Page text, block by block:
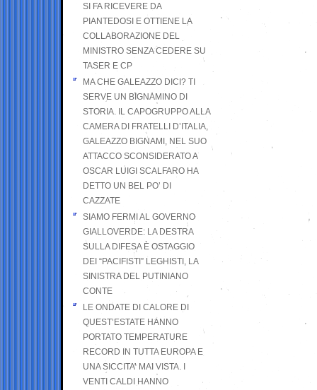
SI FA RICEVERE DA
PIANTEDOSI E OTTIENE LA
COLLABORAZIONE DEL
MINISTRO SENZA CEDERE SU
TASER E CP
MA CHE GALEAZZO DICI? TI
SERVE UN BIGNAMINO DI
STORIA. IL CAPOGRUPPO ALLA
CAMERA DI FRATELLI D’ITALIA,
GALEAZZO BIGNAMI, NEL SUO
ATTACCO SCONSIDERATO A
OSCAR LUIGI SCALFARO HA
DETTO UN BEL PO’ DI
CAZZATE
SIAMO FERMI AL GOVERNO
GIALLOVERDE: LA DESTRA
SULLA DIFESA È OSTAGGIO
DEI “PACIFISTI” LEGHISTI, LA
SINISTRA DEL PUTINIANO
CONTE
LE ONDATE DI CALORE DI
QUEST’ESTATE HANNO
PORTATO TEMPERATURE
RECORD IN TUTTA EUROPA E
UNA SICCITA’ MAI VISTA. I
VENTI CALDI HANNO